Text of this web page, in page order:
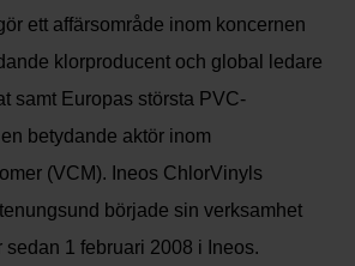
ett affärsområde inom koncernen
klorproducent och global ledare
samt Europas största PVC-
betydande aktör inom
(VCM). Ineos ChlorVinyls
började sin verksamhet
sedan 1 februari 2008 i Ineos.